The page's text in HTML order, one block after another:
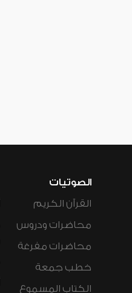
الصوتيات
القرآن الكريم
محاضرات ودروس
محاضرات مفرغة
خطب جمعة
الكتاب المسموع